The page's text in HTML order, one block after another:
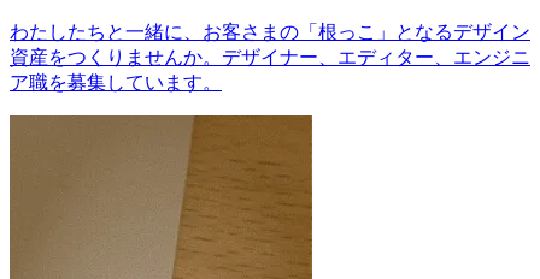
わたしたちと一緒に、お客さまの「根っこ」となるデザイン
資産をつくりませんか。デザイナー、エディター、エンジニ
ア職を募集しています。